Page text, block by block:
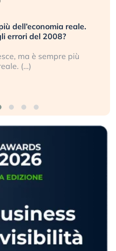
dell’economia reale.
errori del 2008?
ma è sempre più
(…)